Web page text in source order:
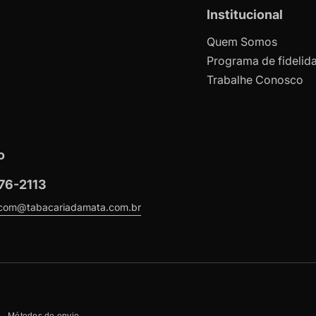
Institucional
Quem Somos
Programa de
Trabalhe Conosco
2113